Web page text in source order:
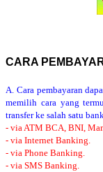
CARA
A. Cara pembayaran
memilih cara yang
transfer ke salah satu
- via ATM BCA, BNI,
- via Internet Banking.
- via Phone Banking.
- via SMS Banking.